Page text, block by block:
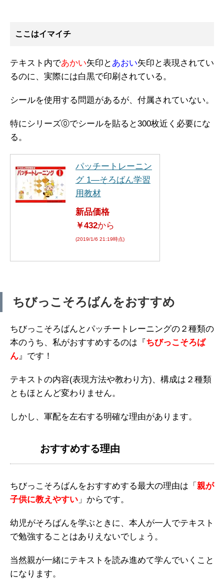
ここはイマイチ
テキスト内であかい矢印と あおい矢印と表現されてい
るのに、実際には白黒で印刷されている。
シールを使用する問題があるが、付属されていない。
特にシリーズ⓪でシールを貼ると300枚近く必要にな
る。
パッチートレーニン
グ 1―そろばん学習
用教材
新品価格
￥432から
(2019/1/6 21:19時点)
ちびっこそろばんをおすすめ
ちびっこそろばんとパッチートレーニングの２種類の
本のうち、私がおすすめするのは『ちびっこそろば
ん』です！
テキストの内容(表現方法や教わり方)、構成は２種類
ともほとんど変わりません。
しかし、軍配を左右する明確な理由があります。
おすすめする理由
ちびっこそろばんをおすすめする最大の理由は「 親が
子供に教えやすい 」からです。
幼児がそろばんを学ぶときに、本人が一人でテキスト
で勉強することはありえないでしょう。
当然親が一緒にテキストを読み進めて学んでいくこと
になります。